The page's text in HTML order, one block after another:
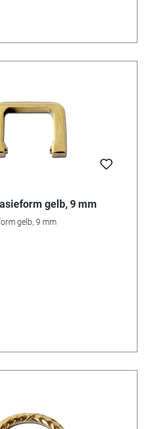
gelb, 9 mm
gelb, 9 mm